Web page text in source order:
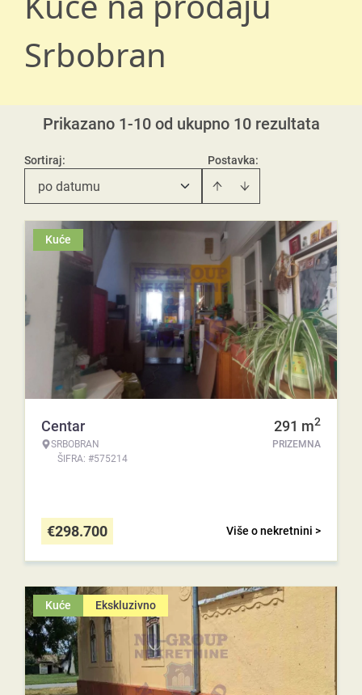
Srbobran
Prikazano 1-10 od ukupno 10 rezultata
Postavka:
Sortiraj:
po datumu
Kuće
Centar
SRBOBRAN
ŠIFRA: #575214
291 m2
PRIZEMNA
Više o nekretnini >
€298.700
Kuće Ekskluzivno